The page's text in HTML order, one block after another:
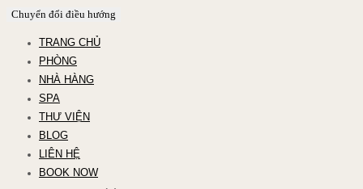
Chuyển đổi điều hướng
TRANG CHỦ
PHÒNG
NHÀ HÀNG
SPA
THƯ VIỆN
BLOG
LIÊN HỆ
BOOK NOW